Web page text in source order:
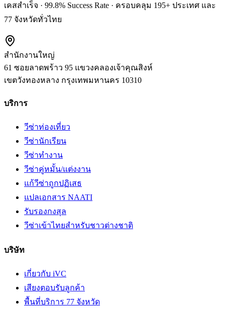
เคสสำเร็จ · 99.8% Success Rate · ครอบคลุม 195+ ประเทศ และ
77 จังหวัดทั่วไทย
สำนักงานใหญ่
61 ซอยลาดพร้าว 95 แขวงคลองเจ้าคุณสิงห์
เขตวังทองหลาง กรุงเทพมหานคร 10310
บริการ
วีซ่าท่องเที่ยว
วีซ่านักเรียน
วีซ่าทำงาน
วีซ่าคู่หมั้น/แต่งงาน
แก้วีซ่าถูกปฏิเสธ
แปลเอกสาร NAATI
รับรองกงสุล
วีซ่าเข้าไทยสำหรับชาวต่างชาติ
บริษัท
เกี่ยวกับ iVC
เสียงตอบรับลูกค้า
พื้นที่บริการ 77 จังหวัด